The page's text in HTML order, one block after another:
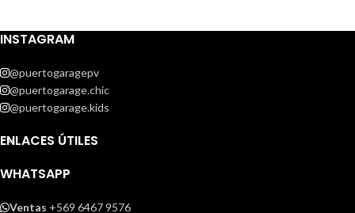
INSTAGRAM
@puertogaragepv
@puertogarage.chic
@puertogarage.kids
ENLACES ÚTILES
WHATSAPP
Ventas +569 6467 9576